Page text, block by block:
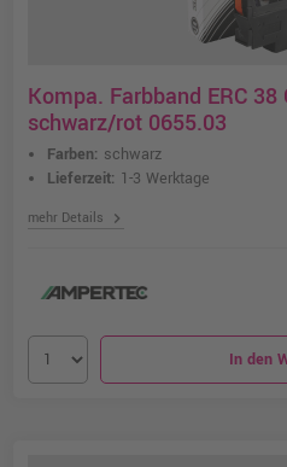
Kompa. Farbband ERC
schwarz/rot 0655.03
Farben: schwarz
Lieferzeit: 1-3 Werktage
mehr Details chevron_right
In den